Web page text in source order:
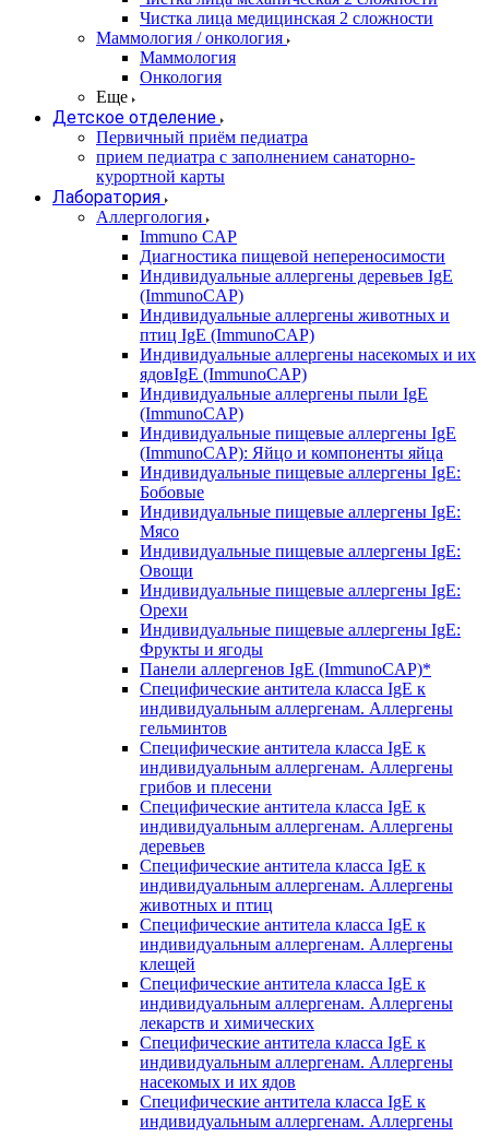
Чистка лица медицинская 2 сложности
Маммология / онкология
Маммология
Онкология
Еще
Детское отделение
Первичный приём педиатра
прием педиатра с заполнением санаторно-
курортной карты
Лаборатория
Аллергология
Immuno CAP
Диагностика пищевой непереносимости
Индивидуальные аллергены деревьев IgE
(ImmunoCAP)
Индивидуальные аллергены животных и
птиц IgE (ImmunoCAP)
Индивидуальные аллергены насекомых и их
ядовIgE (ImmunoCAP)
Индивидуальные аллергены пыли IgE
(ImmunoCAP)
Индивидуальные пищевые аллергены IgE
(ImmunoCAP): Яйцо и компоненты яйца
Индивидуальные пищевые аллергены IgE:
Бобовые
Индивидуальные пищевые аллергены IgE:
Мясо
Индивидуальные пищевые аллергены IgE:
Овощи
Индивидуальные пищевые аллергены IgE:
Орехи
Индивидуальные пищевые аллергены IgE:
Фрукты и ягоды
Панели аллергенов IgE (ImmunoCAP)*
Специфические антитела класса IgE к
индивидуальным аллергенам. Аллергены
гельминтов
Специфические антитела класса IgE к
индивидуальным аллергенам. Аллергены
грибов и плесени
Специфические антитела класса IgE к
индивидуальным аллергенам. Аллергены
деревьев
Специфические антитела класса IgE к
индивидуальным аллергенам. Аллергены
животных и птиц
Специфические антитела класса IgE к
индивидуальным аллергенам. Аллергены
клещей
Специфические антитела класса IgE к
индивидуальным аллергенам. Аллергены
лекарств и химических
Специфические антитела класса IgE к
индивидуальным аллергенам. Аллергены
насекомых и их ядов
Специфические антитела класса IgE к
индивидуальным аллергенам. Аллергены